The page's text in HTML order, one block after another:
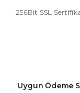
256Bit SSL
Uygun Ödeme